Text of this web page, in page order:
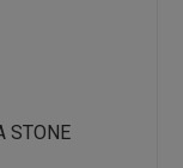
STONE